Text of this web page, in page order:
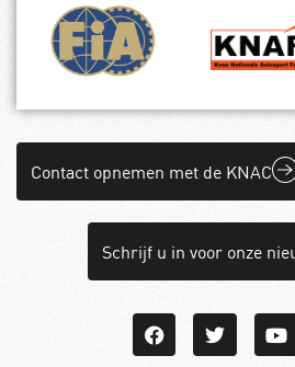
Contact opnemen met de KNAC
Schrijf u in voor onze